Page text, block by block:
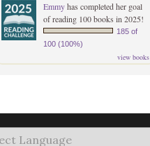
Emmyhas completed her goal
of reading 100 books in 2025!
185 of
100 (100%)
view books